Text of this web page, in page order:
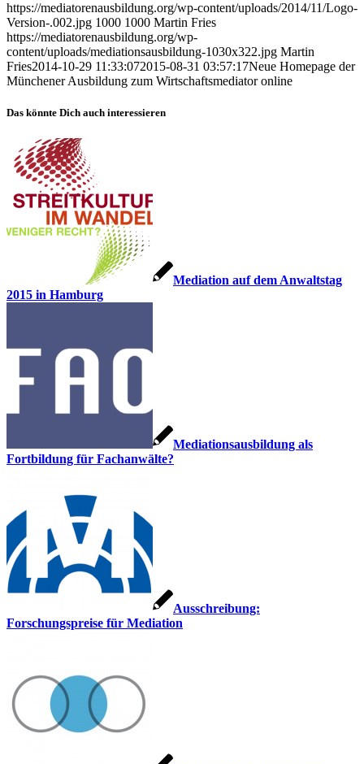
https://mediatorenausbildung.org/wp-content/uploads/2014/11/Logo-
Version-.002.jpg 1000 1000 Martin Fries
https://mediatorenausbildung.org/wp-
content/uploads/mediationsausbildung-1030x322.jpg Martin
Fries2014-10-29 11:33:072015-08-31 03:57:17Neue Homepage der
Münchener Ausbildung zum Wirtschaftsmediator online
Das könnte Dich auch interessieren
Mediation auf dem Anwaltstag
2015 in Hamburg
Mediationsausbildung als
Fortbildung für Fachanwälte?
Ausschreibung:
Forschungspreise für Mediation